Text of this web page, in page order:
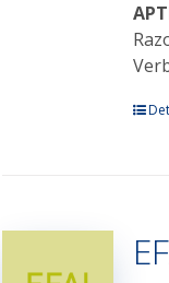
Este
Las